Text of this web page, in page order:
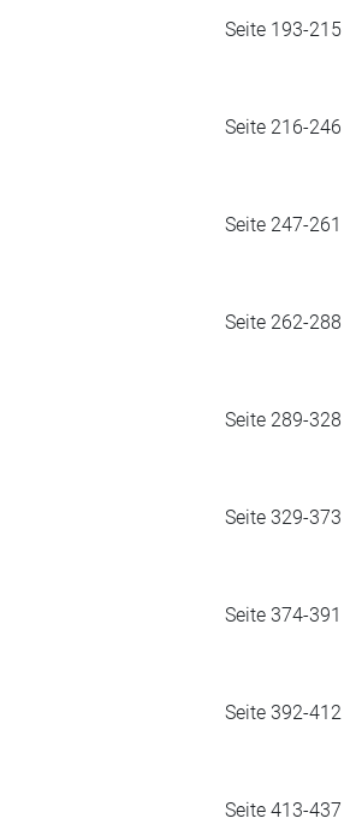
Seite 193-215
Seite 216-246
Seite 247-261
Seite 262-288
Seite 289-328
Seite 329-373
Seite 374-391
Seite 392-412
Seite 413-437